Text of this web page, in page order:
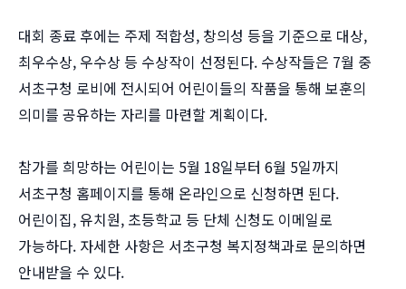
대회 종료 후에는 주제 적합성, 창의성 등을 기준으로 대상,
최우수상, 우수상 등 수상작이 선정된다. 수상작들은 7월 중
서초구청 로비에 전시되어 어린이들의 작품을 통해 보훈의
의미를 공유하는 자리를 마련할 계획이다.
참가를 희망하는 어린이는 5월 18일부터 6월 5일까지
서초구청 홈페이지를 통해 온라인으로 신청하면 된다.
어린이집, 유치원, 초등학교 등 단체 신청도 이메일로
가능하다. 자세한 사항은 서초구청 복지정책과로 문의하면
안내받을 수 있다.